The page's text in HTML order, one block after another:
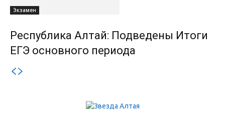
Экзамен
Республика Алтай: Подведены Итоги
ЕГЭ основного периода